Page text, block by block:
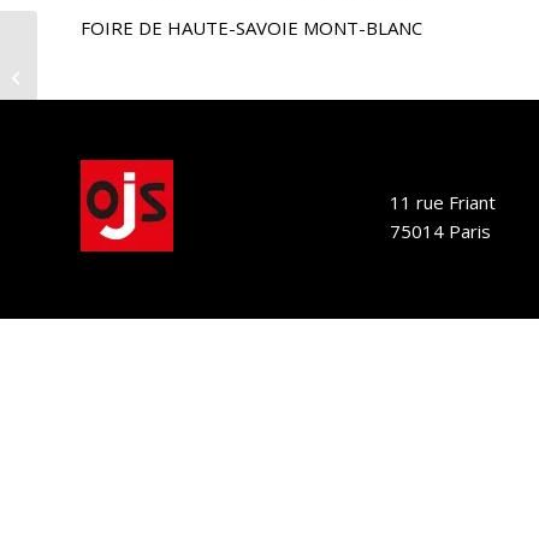
FOIRE DE HAUTE-SAVOIE MONT-BLANC
11 rue Friant
75014 Paris